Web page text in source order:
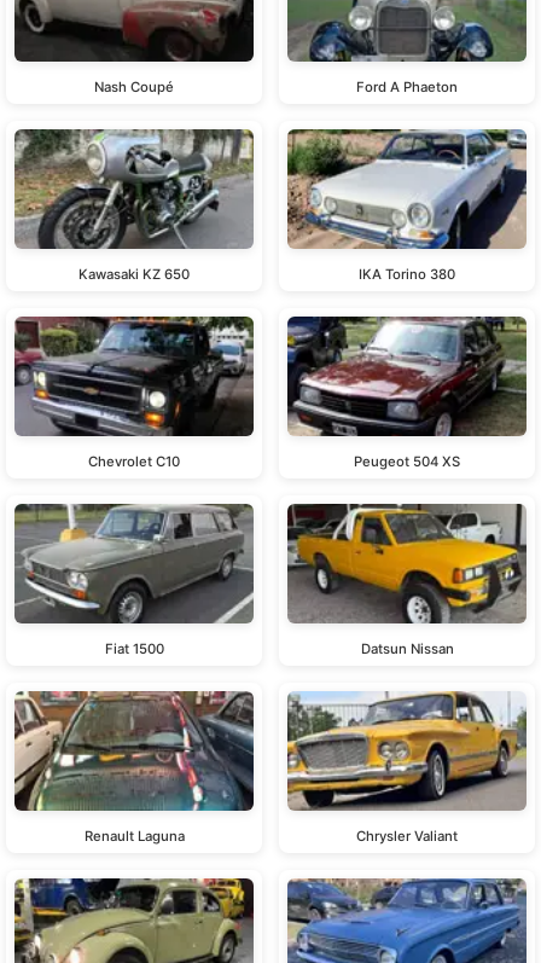
Nash Coupé Ford A Phaeton
Kawasaki KZ 650 IKA Torino 380
Chevrolet C10 Peugeot 504 XS
Fiat 1500 Datsun Nissan
Renault Laguna Chrysler Valiant